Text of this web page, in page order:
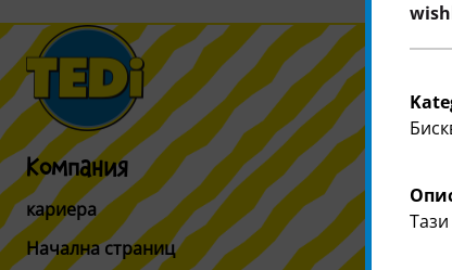
Компания
кариера
Начална страниц